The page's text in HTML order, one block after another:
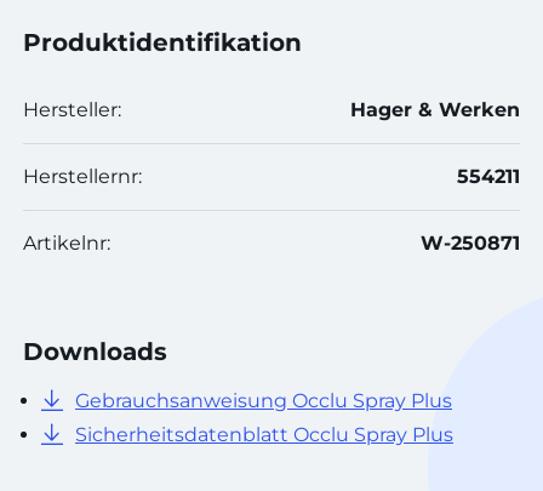
Produktidentifikation
Hersteller: Hager & Werken
Herstellernr: 554211
Artikelnr: W-250871
Downloads
Gebrauchsanweisung Occlu Spray Plus
Sicherheitsdatenblatt Occlu Spray Plus